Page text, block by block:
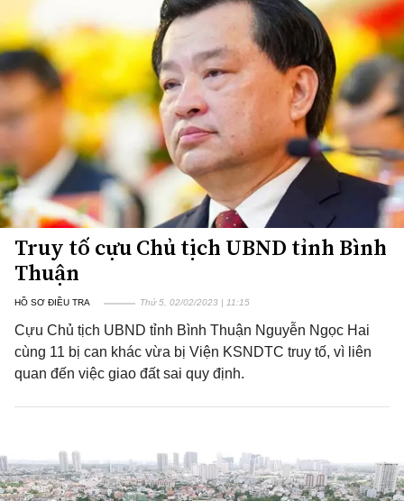
Truy tố cựu Chủ tịch UBND tỉnh Bình
Thuận
HỒ SƠ ĐIỀU TRA Thứ 5, 02/02/2023 | 11:15
Cựu Chủ tịch UBND tỉnh Bình Thuận Nguyễn Ngọc Hai
cùng 11 bị can khác vừa bị Viện KSNDTC truy tố, vì liên
quan đến việc giao đất sai quy định.